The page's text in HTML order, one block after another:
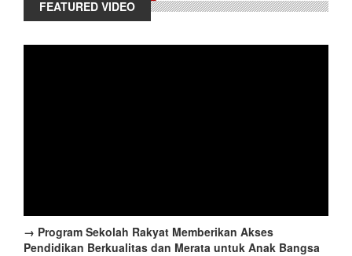
FEATURED VIDEO
→ Program Sekolah Rakyat Memberikan Akses
Pendidikan Berkualitas dan Merata untuk Anak Bangsa